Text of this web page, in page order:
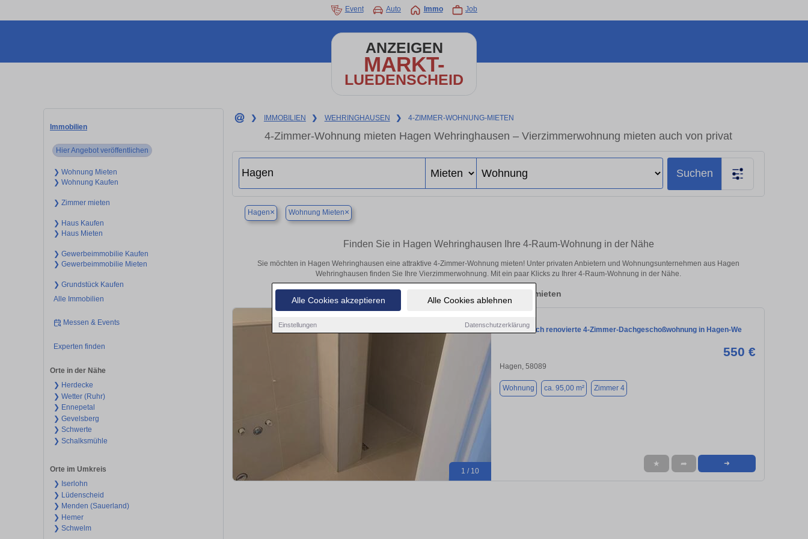
Alle Cookies akzeptieren Alle Cookies ablehnen
Einstellungen Datenschutzerklärung
Event Auto Immo Job
ANZEIGEN
MARKT-
LUEDENSCHEID
Immobilien
Hier Angebot veröffentlichen
❯ Wohnung Mieten
❯ Wohnung Kaufen
❯ Zimmer mieten
❯ Haus Kaufen
❯ Haus Mieten
❯ Gewerbeimmobilie Kaufen
❯ Gewerbeimmobilie Mieten
❯ Grundstück Kaufen
Alle Immobilien
Messen & Events
Experten finden
Orte in der Nähe
❯ Herdecke
❯ Wetter (Ruhr)
❯ Ennepetal
❯ Gevelsberg
❯ Schwerte
❯ Schalksmühle
Orte im Umkreis
❯ Iserlohn
❯ Lüdenscheid
❯ Menden (Sauerland)
❯ Hemer
❯ Schwelm
❯ IMMOBILIEN ❯ WEHRINGHAUSEN ❯ 4-ZIMMER-WOHNUNG-MIETEN
4-Zimmer-Wohnung mieten Hagen Wehringhausen – Vierzimmerwohnung mieten auch von privat
Suchen
Hagen× Wohnung Mieten×
Finden Sie in Hagen Wehringhausen Ihre 4-Raum-Wohnung in der Nähe
Sie möchten in Hagen Wehringhausen eine attraktive 4-Zimmer-Wohnung mieten! Unter privaten Anbietern und Wohnungsunternehmen aus Hagen
Wehringhausen finden Sie Ihre Vierzimmerwohnung. Mit ein paar Klicks zu Ihrer 4-Raum-Wohnung in der Nähe.
Aktuelle Wohnung zum mieten
1 / 10
Große, frisch renovierte 4-Zimmer-Dachgeschoßwohnung in Hagen-We
550 €
Hagen, 58089
Wohnung ca. 95,00 m² Zimmer 4
★ ➦ ➜